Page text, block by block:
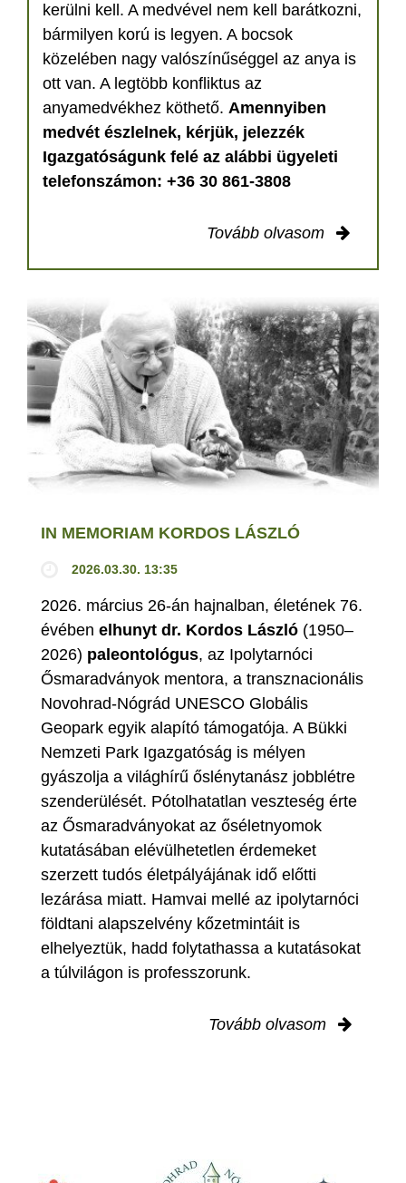
kerülni kell. A medvével nem kell barátkozni,
bármilyen korú is legyen. A bocsok
közelében nagy valószínűséggel az anya is
ott van. A legtöbb konfliktus az
anyamedvékhez köthető. Amennyiben
medvét észlelnek, kérjük, jelezzék
Igazgatóságunk felé az alábbi ügyeleti
telefonszámon: +36 30 861-3808
Tovább olvasom
IN MEMORIAM KORDOS LÁSZLÓ
2026.03.30. 13:35
2026. március 26-án hajnalban, életének 76.
évében elhunyt dr. Kordos László (1950–
2026) paleontológus, az Ipolytarnóci
Ősmaradványok mentora, a transznacionális
Novohrad-Nógrád UNESCO Globális
Geopark egyik alapító támogatója. A Bükki
Nemzeti Park Igazgatóság is mélyen
gyászolja a világhírű őslénytanász jobblétre
szenderülését. Pótolhatatlan veszteség érte
az Ősmaradványokat az őséletnyomok
kutatásában elévülhetetlen érdemeket
szerzett tudós életpályájának idő előtti
lezárása miatt. Hamvai mellé az ipolytarnóci
földtani alapszelvény kőzetmintáit is
elhelyeztük, hadd folytathassa a kutatásokat
a túlvilágon is professzorunk.
Tovább olvasom